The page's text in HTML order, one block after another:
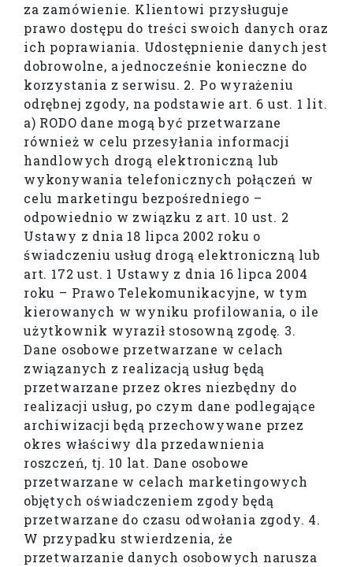
za zamówienie. Klientowi przysługuje
prawo dostępu do treści swoich danych oraz
ich poprawiania. Udostępnienie danych jest
dobrowolne, a jednocześnie konieczne do
korzystania z serwisu. 2. Po wyrażeniu
odrębnej zgody, na podstawie art. 6 ust. 1 lit.
a) RODO dane mogą być przetwarzane
również w celu przesyłania informacji
handlowych drogą elektroniczną lub
wykonywania telefonicznych połączeń w
celu marketingu bezpośredniego –
odpowiednio w związku z art. 10 ust. 2
Ustawy z dnia 18 lipca 2002 roku o
świadczeniu usług drogą elektroniczną lub
art. 172 ust. 1 Ustawy z dnia 16 lipca 2004
roku – Prawo Telekomunikacyjne, w tym
kierowanych w wyniku profilowania, o ile
użytkownik wyraził stosowną zgodę. 3.
Dane osobowe przetwarzane w celach
związanych z realizacją usług będą
przetwarzane przez okres niezbędny do
realizacji usług, po czym dane podlegające
archiwizacji będą przechowywane przez
okres właściwy dla przedawnienia
roszczeń, tj. 10 lat. Dane osobowe
przetwarzane w celach marketingowych
objętych oświadczeniem zgody będą
przetwarzane do czasu odwołania zgody. 4.
W przypadku stwierdzenia, że
przetwarzanie danych osobowych narusza